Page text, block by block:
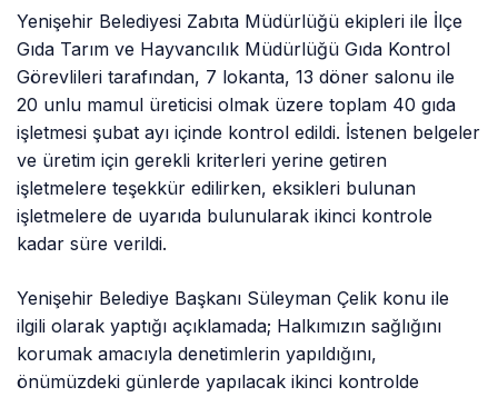
Yenişehir Belediyesi Zabıta Müdürlüğü ekipleri ile İlçe
Gıda Tarım ve Hayvancılık Müdürlüğü Gıda Kontrol
Görevlileri tarafından, 7 lokanta, 13 döner salonu ile
20 unlu mamul üreticisi olmak üzere toplam 40 gıda
işletmesi şubat ayı içinde kontrol edildi. İstenen belgeler
ve üretim için gerekli kriterleri yerine getiren
işletmelere teşekkür edilirken, eksikleri bulunan
işletmelere de uyarıda bulunularak ikinci kontrole
kadar süre verildi.
Yenişehir Belediye Başkanı Süleyman Çelik konu ile
ilgili olarak yaptığı açıklamada; Halkımızın sağlığını
korumak amacıyla denetimlerin yapıldığını,
önümüzdeki günlerde yapılacak ikinci kontrolde